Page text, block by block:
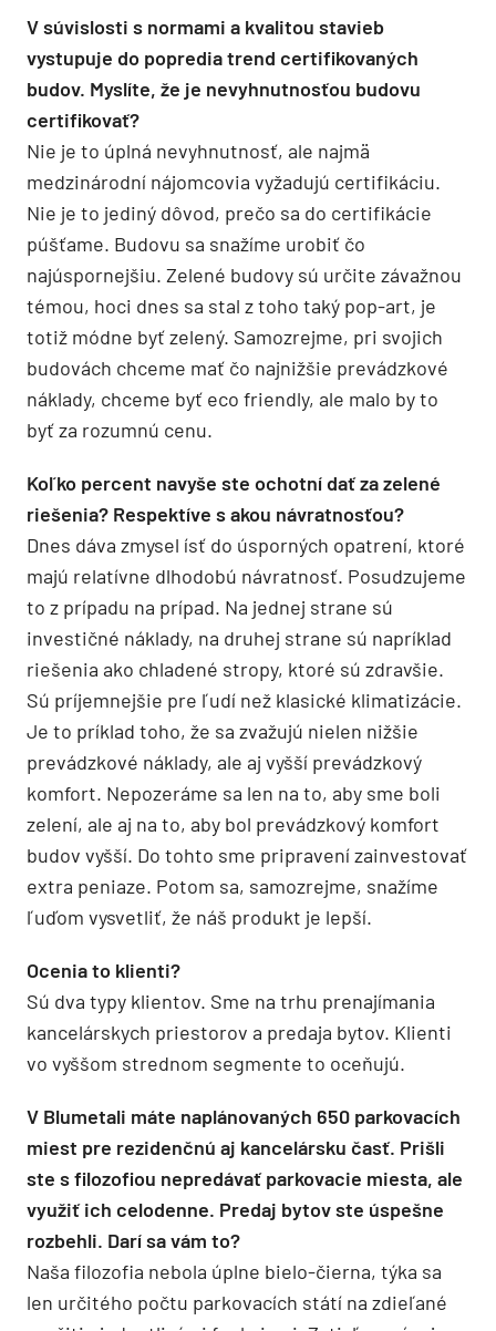
V súvislosti s normami a kvalitou stavieb
vystupuje do popredia trend certifikovaných
budov. Myslíte, že je nevyhnutnosťou budovu
certifikovať?
Nie je to úplná nevyhnutnosť, ale najmä
medzinárodní nájomcovia vyžadujú certifikáciu.
Nie je to jediný dôvod, prečo sa do certifikácie
púšťame. Budovu sa snažíme urobiť čo
najúspornejšiu. Zelené budovy sú určite závažnou
témou, hoci dnes sa stal z toho taký pop-art, je
totiž módne byť zelený. Samozrejme, pri svojich
budovách chceme mať čo najnižšie prevádzkové
náklady, chceme byť eco friendly, ale malo by to
byť za rozumnú cenu.
Koľko percent navyše ste ochotní dať za zelené
riešenia? Respektíve s akou návratnosťou?
Dnes dáva zmysel ísť do úsporných opatrení, ktoré
majú relatívne dlhodobú návratnosť. Posudzujeme
to z prípadu na prípad. Na jednej strane sú
investičné náklady, na druhej strane sú napríklad
riešenia ako chladené stropy, ktoré sú zdravšie.
Sú príjemnejšie pre ľudí než klasické klimatizácie.
Je to príklad toho, že sa zvažujú nielen nižšie
prevádzkové náklady, ale aj vyšší prevádzkový
komfort. Nepozeráme sa len na to, aby sme boli
zelení, ale aj na to, aby bol prevádzkový komfort
budov vyšší. Do tohto sme pripravení zainvestovať
extra peniaze. Potom sa, samozrejme, snažíme
ľuďom vysvetliť, že náš produkt je lepší.
Ocenia to klienti?
Sú dva typy klientov. Sme na trhu prenajímania
kancelárskych priestorov a predaja bytov. Klienti
vo vyššom strednom segmente to oceňujú.
V Blumetali máte naplánovaných 650 parkovacích
miest pre rezidenčnú aj kancelársku časť. Prišli
ste s filozofiou nepredávať parkovacie miesta, ale
využiť ich celodenne. Predaj bytov ste úspešne
rozbehli. Darí sa vám to?
Naša filozofia nebola úplne bielo-čierna, týka sa
len určitého počtu parkovacích státí na zdieľané